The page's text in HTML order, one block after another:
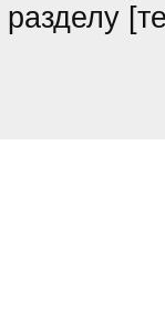
разделу